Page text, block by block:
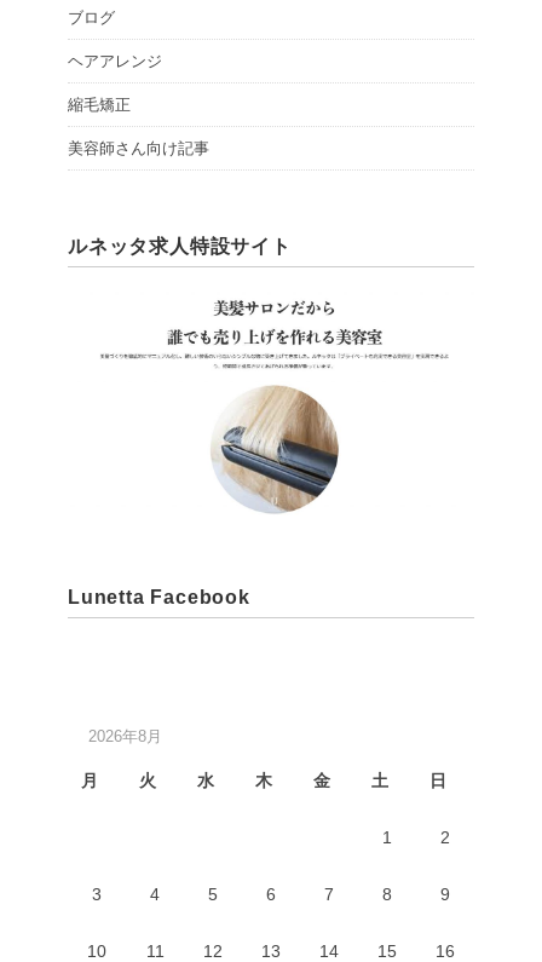
ブログ
ヘアアレンジ
縮毛矯正
美容師さん向け記事
ルネッタ求人特設サイト
Lunetta Facebook
2026年8月
月 火 水 木 金 土 日
1 2
3 4 5 6 7 8 9
10 11 12 13 14 15 16